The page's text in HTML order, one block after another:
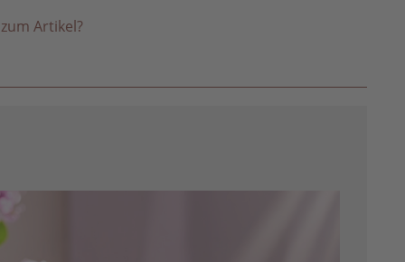
Artikel?